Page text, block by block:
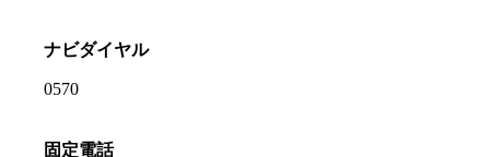
ナビダイヤル
0570
固定電話